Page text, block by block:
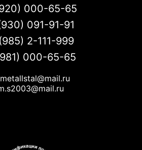
000-65-65
091-91-91
2-111-999
000-65-65